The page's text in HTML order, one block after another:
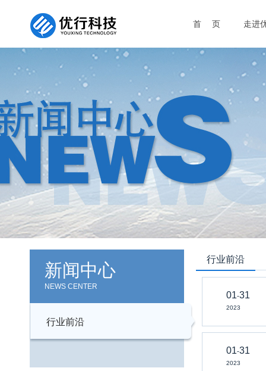
首 页 走进
新闻中心
NEWS CENTER
行业前沿
行业前沿
01-31
2023
01-31
2023